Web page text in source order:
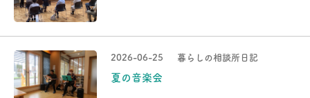
2026-06-25 暮らしの相談所日記
夏の音楽会